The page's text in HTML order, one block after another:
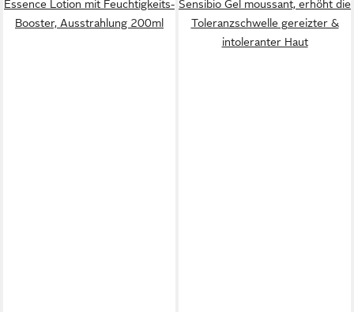
Essence Lotion mit Feuchtigkeits-
Booster, Ausstrahlung 200ml
Sensibio Gel moussant, erhöht die
Toleranzschwelle gereizter &
intoleranter Haut